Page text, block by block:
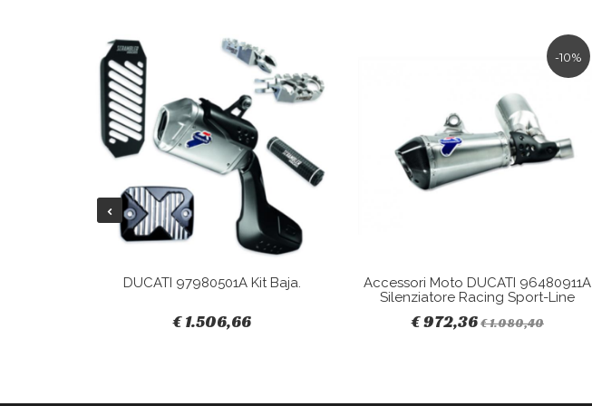
DUCATI 97980501A Kit Baja.
€ 1.506,66
-10%
Accessori Moto DUCATI 96480911A
Silenziatore Racing Sport-Line
€ 972,36€ 1.080,40